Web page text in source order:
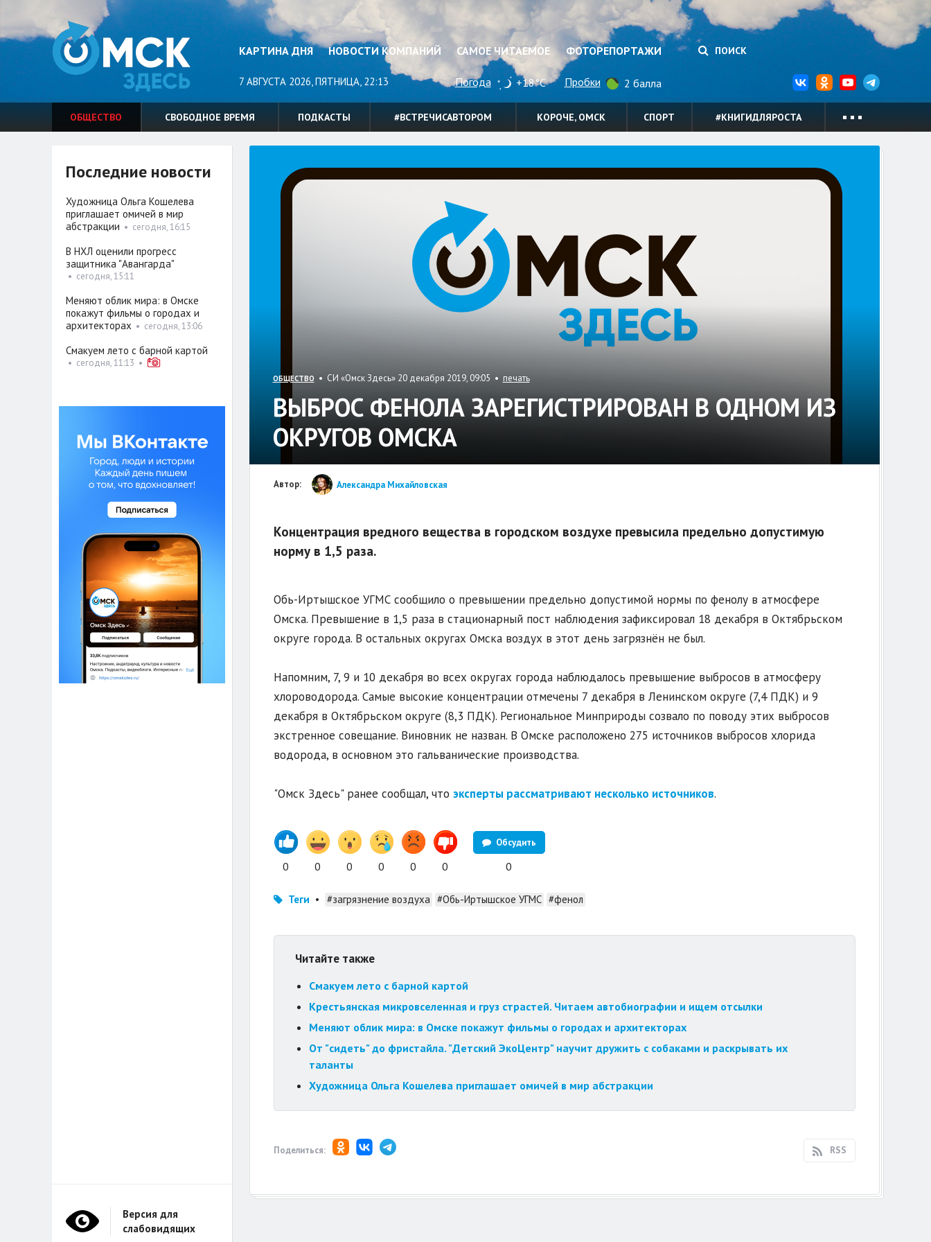
КАРТИНА ДНЯ НОВОСТИ КОМПАНИЙ САМОЕ ЧИТАЕМОЕ ФОТОРЕПОРТАЖИ ПОИСК
7 АВГУСТА 2026, ПЯТНИЦА, 22:13 Погода +18°C Пробки 2 балла
ОБЩЕСТВО СВОБОДНОЕ ВРЕМЯ ПОДКАСТЫ #ВСТРЕЧИСАВТОРОМ КОРОЧЕ, ОМСК СПОРТ #КНИГИДЛЯРОСТА
ОБЩЕСТВО • СИ «Омск Здесь» 20 декабря 2019, 09:05 • печать
ВЫБРОС ФЕНОЛА ЗАРЕГИСТРИРОВАН В ОДНОМ ИЗ
ОКРУГОВ ОМСКА
Автор: Александра Михайловская
Концентрация вредного вещества в городском воздухе превысила предельно допустимую
норму в 1,5 раза.
Обь-Иртышское УГМС сообщило о превышении предельно допустимой нормы по фенолу в атмосфере
Омска. Превышение в 1,5 раза в стационарный пост наблюдения зафиксировал 18 декабря в Октябрьском
округе города. В остальных округах Омска воздух в этот день загрязнён не был.
Напомним, 7, 9 и 10 декабря во всех округах города наблюдалось превышение выбросов в атмосферу
хлороводорода. Самые высокие концентрации отмечены 7 декабря в Ленинском округе (7,4 ПДК) и 9
декабря в Октябрьском округе (8,3 ПДК). Региональное Минприроды созвало по поводу этих выбросов
экстренное совещание. Виновник не назван. В Омске расположено 275 источников выбросов хлорида
водорода, в основном это гальванические производства.
"Омск Здесь" ранее сообщал, что эксперты рассматривают несколько источников.
0 0 0 0 0 0
Обсудить
0
Теги • #загрязнение воздуха #Обь-Иртышское УГМС #фенол
Читайте также
Смакуем лето с барной картой
Крестьянская микровселенная и груз страстей. Читаем автобиографии и ищем отсылки
Меняют облик мира: в Омске покажут фильмы о городах и архитекторах
От "сидеть" до фристайла. "Детский ЭкоЦентр" научит дружить с собаками и раскрывать их
таланты
Художница Ольга Кошелева приглашает омичей в мир абстракции
Поделиться: RSS
Последние новости
Художница Ольга Кошелева
приглашает омичей в мир
абстракции • сегодня, 16:15
В НХЛ оценили прогресс
защитника "Авангарда"
• сегодня, 15:11
Меняют облик мира: в Омске
покажут фильмы о городах и
архитекторах • сегодня, 13:06
Смакуем лето с барной картой
• сегодня, 11:13 •
Версия для
слабовидящих